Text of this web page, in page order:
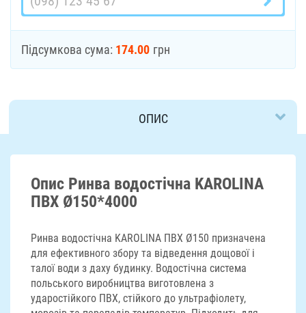
Підсумкова сума: 174.00 грн
ОПИС
ДОСТАВКА
Опис Ринва водостічна KAROLINA
ПВХ Ø150*4000
Ринва водостічна KAROLINA ПВХ Ø150 призначена
для ефективного збору та відведення дощової і
талої води з даху будинку. Водостічна система
польського виробництва виготовлена з
ударостійкого ПВХ, стійкого до ультрафіолету,